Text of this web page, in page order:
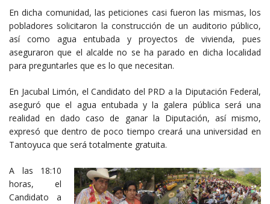
En dicha comunidad, las peticiones casi fueron las mismas, los
pobladores solicitaron la construcción de un auditorio público,
así como agua entubada y proyectos de vivienda, pues
aseguraron que el alcalde no se ha parado en dicha localidad
para preguntarles que es lo que necesitan.
En Jacubal Limón, el Candidato del PRD a la Diputación Federal,
aseguró que el agua entubada y la galera pública será una
realidad en dado caso de ganar la Diputación, así mismo,
expresó que dentro de poco tiempo creará una universidad en
Tantoyuca que será totalmente gratuita.
A las 18:10
horas, el
Candidato a